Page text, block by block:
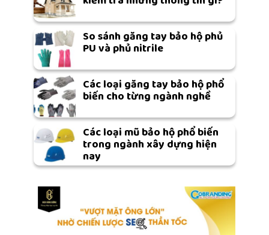
So sánh găng tay bảo hộ phủ
PU và phủ nitrile
Các loại găng tay bảo hộ phổ
biến cho từng ngành nghề
Các loại mũ bảo hộ phổ biến
trong ngành xây dựng hiện
nay